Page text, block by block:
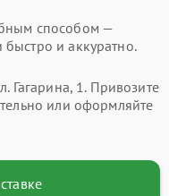
способом —
и аккуратно.
Гагарина, 1. Привозите
или оформляйте